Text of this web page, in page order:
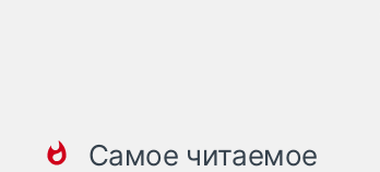
Самое читаемое